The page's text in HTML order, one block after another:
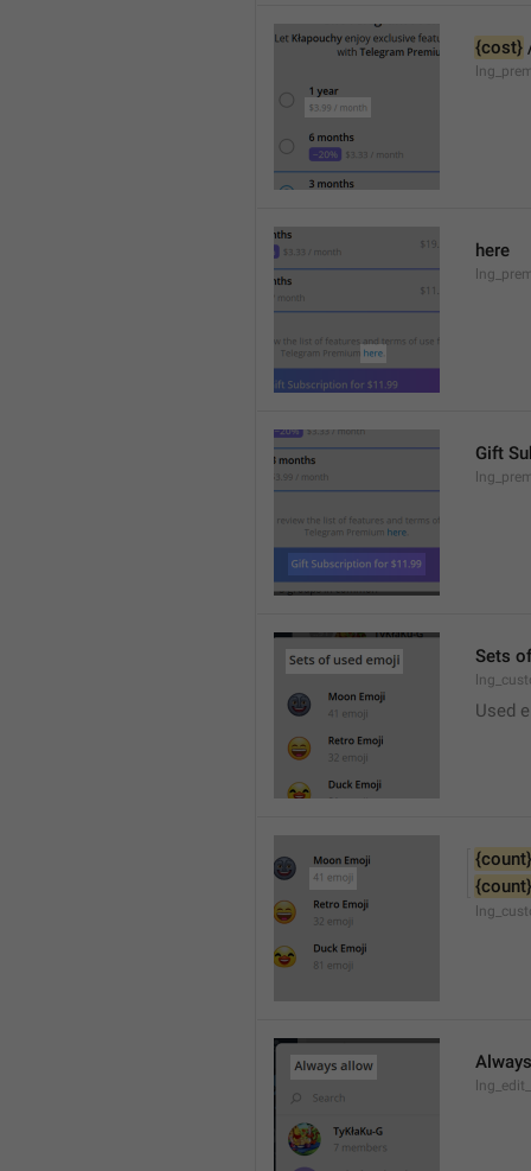
{cost}
here
Gift
Sets
Used
{count}
{count}